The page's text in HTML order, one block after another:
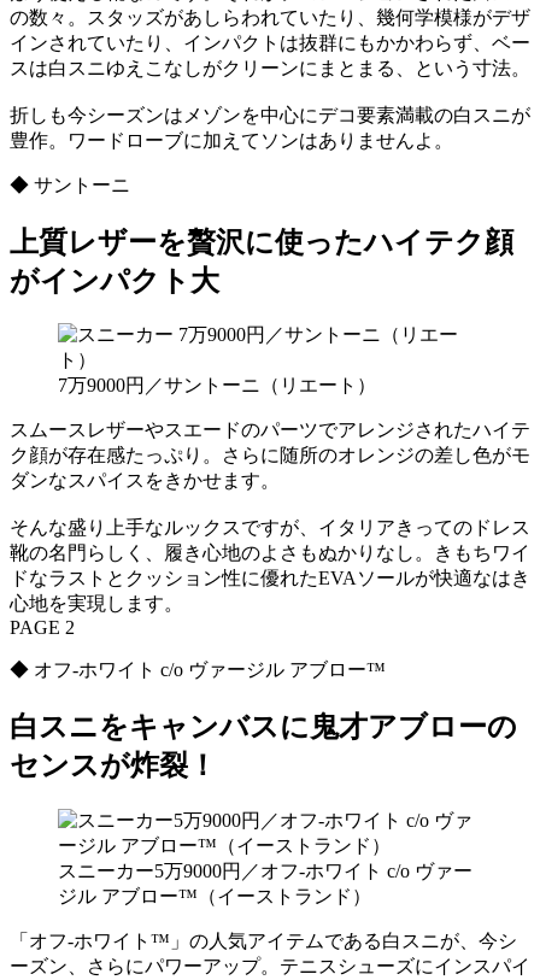
の数々。スタッズがあしらわれていたり、幾何学模様がデザ
インされていたり、インパクトは抜群にもかかわらず、ベー
スは白スニゆえこなしがクリーンにまとまる、という寸法。
折しも今シーズンはメゾンを中心にデコ要素満載の白スニが
豊作。ワードローブに加えてソンはありませんよ。
◆ サントーニ
上質レザーを贅沢に使ったハイテク顔
がインパクト大
7万9000円／サントーニ（リエート）
スムースレザーやスエードのパーツでアレンジされたハイテ
ク顔が存在感たっぷり。さらに随所のオレンジの差し色がモ
ダンなスパイスをきかせます。
そんな盛り上手なルックスですが、イタリアきってのドレス
靴の名門らしく、履き心地のよさもぬかりなし。きもちワイ
ドなラストとクッション性に優れたEVAソールが快適なはき
心地を実現します。
PAGE 2
◆ オフ-ホワイト c/o ヴァージル アブロー™
白スニをキャンバスに鬼才アブローの
センスが炸裂！
スニーカー5万9000円／オフ-ホワイト c/o ヴァー
ジル アブロー™️（イーストランド）
「オフ-ホワイト™」の人気アイテムである白スニが、今シ
ーズン、さらにパワーアップ。テニスシューズにインスパイ